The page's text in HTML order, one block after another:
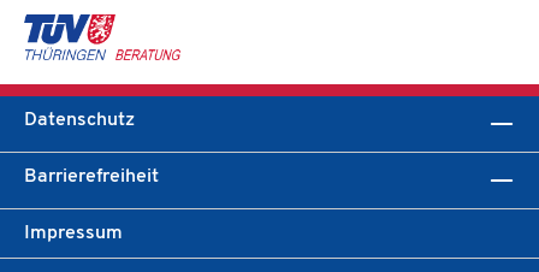
Datenschutz
Barrierefreiheit
Impressum